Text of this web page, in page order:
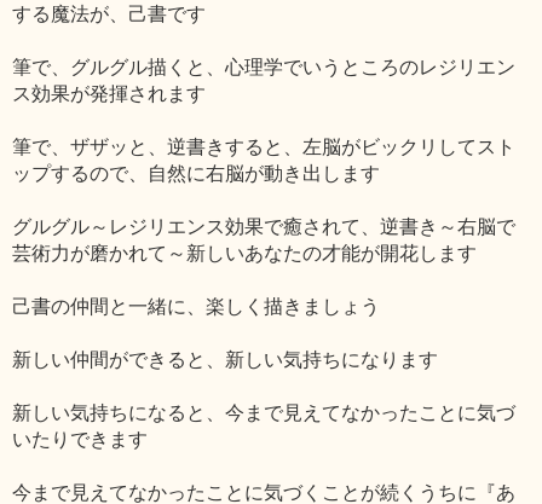
する魔法が、己書です
筆で、グルグル描くと、心理学でいうところのレジリエン
ス効果が発揮されます
筆で、ザザッと、逆書きすると、左脳がビックリしてスト
ップするので、自然に右脳が動き出します
グルグル～レジリエンス効果で癒されて、逆書き～右脳で
芸術力が磨かれて～新しいあなたの才能が開花します
己書の仲間と一緒に、楽しく描きましょう
新しい仲間ができると、新しい気持ちになります
新しい気持ちになると、今まで見えてなかったことに気づ
いたりできます
今まで見えてなかったことに気づくことが続くうちに『あ